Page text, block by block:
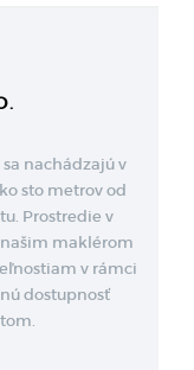
nachádzajú v
sto metrov od
Prostredie v
maklérom
v rámci
dostupnosť